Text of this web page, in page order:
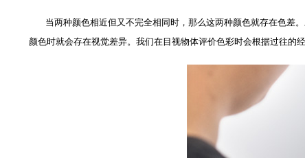
当两种颜色相近但又不完全相同时，那么这两种颜色就存在色差
颜色时就会存在视觉差异。我们在目视物体评价色彩时会根据过往的